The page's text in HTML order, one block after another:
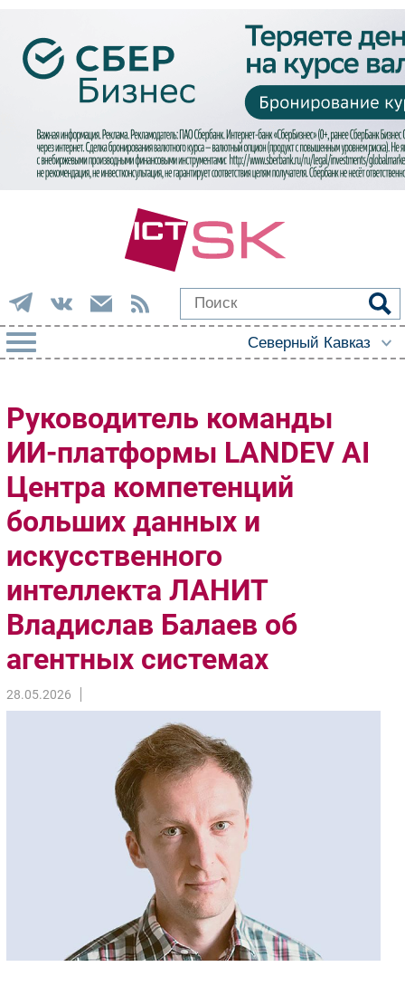
Импорто­замещение
Автоматизация Промышленности
Интернет
Мобильная связь
Фиксированная связь
Интеграция
Рынок ПК
Торговые сети
Оборудование
Outsourcing
Регулирование
CIO/Управление ИТ
Здоровье
Руководитель команды
ИИ-платформы LANDEV AI
Центра компетенций
больших данных и
искусственного
интеллекта ЛАНИТ
Владислав Балаев об
агентных системах
28.05.2026